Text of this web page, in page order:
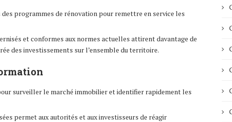
programmes de rénovation pour remettre en service les
et conformes aux normes actuelles attirent davantage de
des investissements sur l’ensemble du territoire.
surveiller le marché immobilier et identifier rapidement les
permet aux autorités et aux investisseurs de réagir